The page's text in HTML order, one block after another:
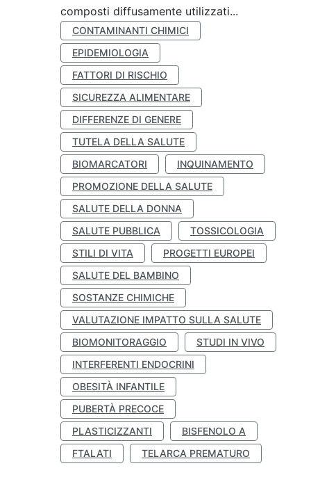
composti diffusamente utilizzati...
CONTAMINANTI CHIMICI
EPIDEMIOLOGIA
FATTORI DI RISCHIO
SICUREZZA ALIMENTARE
DIFFERENZE DI GENERE
TUTELA DELLA SALUTE
BIOMARCATORI
INQUINAMENTO
PROMOZIONE DELLA SALUTE
SALUTE DELLA DONNA
SALUTE PUBBLICA
TOSSICOLOGIA
STILI DI VITA
PROGETTI EUROPEI
SALUTE DEL BAMBINO
SOSTANZE CHIMICHE
VALUTAZIONE IMPATTO SULLA SALUTE
BIOMONITORAGGIO
STUDI IN VIVO
INTERFERENTI ENDOCRINI
OBESITÀ INFANTILE
PUBERTÀ PRECOCE
PLASTICIZZANTI
BISFENOLO A
FTALATI
TELARCA PREMATURO